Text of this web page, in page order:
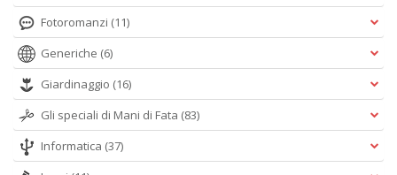
Fotoromanzi (11)
Generiche (6)
Giardinaggio (16)
Gli speciali di Mani di Fata (83)
Informatica (37)